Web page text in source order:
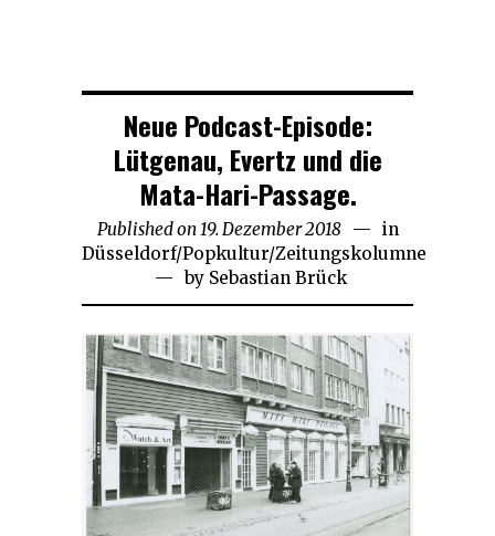
Neue Podcast-Episode:
Lütgenau, Evertz und die
Mata-Hari-Passage.
Published on19. Dezember 201819.
Dezember
2018
in
Düsseldorf/Popkultur/Zeitungskolumne
by Sebastian Brück